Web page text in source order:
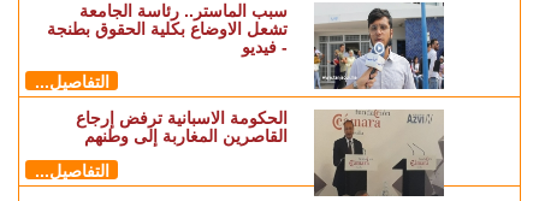
سبب الماستر.. رئاسة الجامعة
تشعل الاوضاع بكلية الحقوق بطنجة
- فيديو
التفاصيل...
الحكومة الاسبانية ترفض إرجاع
القاصرين المغاربة إلى وطنهم
التفاصيل...